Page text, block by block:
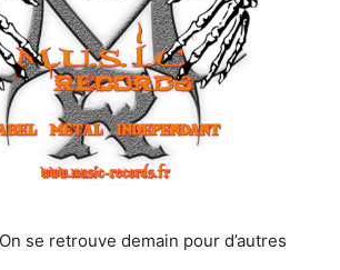
se retrouve demain pour d’autres